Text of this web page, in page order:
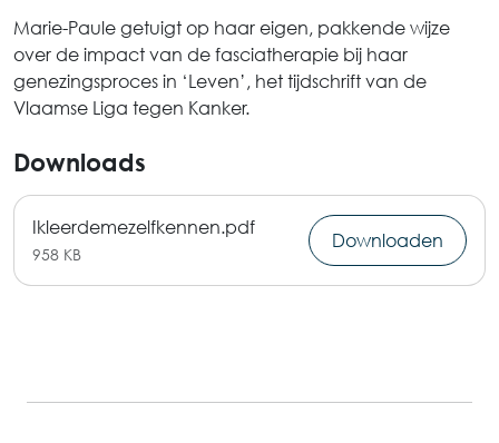
Marie-Paule getuigt op haar eigen, pakkende wijze
over de impact van de fasciatherapie bij haar
genezingsproces in ‘Leven’, het tijdschrift van de
Vlaamse Liga tegen Kanker.
Downloads
Ikleerdemezelfkennen.pdf
958 KB
Downloaden